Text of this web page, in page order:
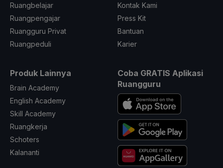
Ruangbelajar
Ruangpengajar
Ruangguru Privat
Ruangpeduli
Kontak Kami
Press Kit
Bantuan
Karier
Produk Lainnya
Brain Academy
English Academy
Skill Academy
Ruangkerja
Schoters
Kalananti
Coba GRATIS Aplikasi
Ruangguru